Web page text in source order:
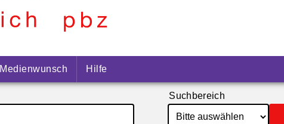
Medienwunsch Hilfe
Suchbereich